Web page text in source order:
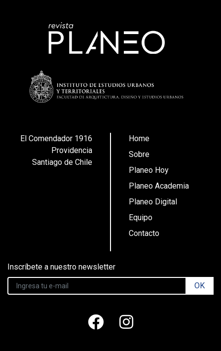
El Comendador 1916
Providencia
Santiago de Chile
Home
Sobre
Planeo Hoy
Planeo Academia
Planeo Digital
Equipo
Contacto
Inscríbete a nuestro newsletter
OK